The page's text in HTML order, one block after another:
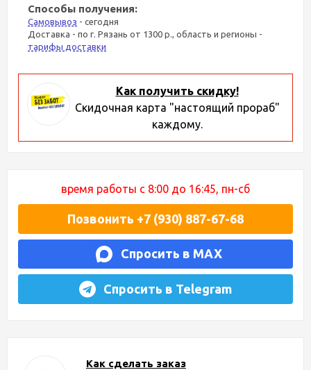
Способы получения:
Самовывоз - сегодня
Доставка - по г. Рязань от 1300 р., область и регионы -
тарифы доставки
Как получить скидку!
Скидочная карта "настоящий прораб"
каждому.
время работы с 8:00 до 16:45, пн-сб
Позвонить +7 (930) 887-67-68
Спросить в MAX
Спросить в Telegram
Как сделать заказ